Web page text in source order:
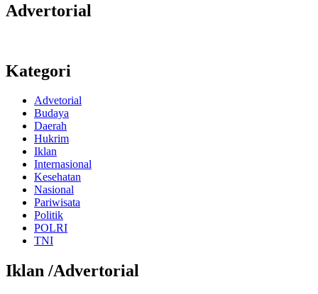
Advertorial
Kategori
Advetorial
Budaya
Daerah
Hukrim
Iklan
Internasional
Kesehatan
Nasional
Pariwisata
Politik
POLRI
TNI
Iklan /Advertorial